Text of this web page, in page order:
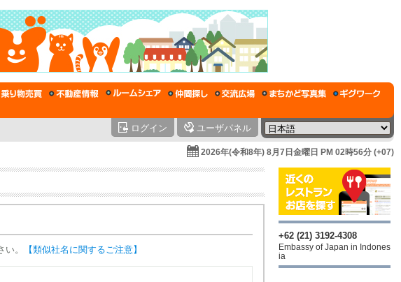
ログイン ユーザパネル
2026年(令和8年) 8月7日金曜日 PM 02時56分 (+07)
。 【類似社名に関するご注意】
+62 (21) 3192-4308
Embassy of Japan in Indones
ia